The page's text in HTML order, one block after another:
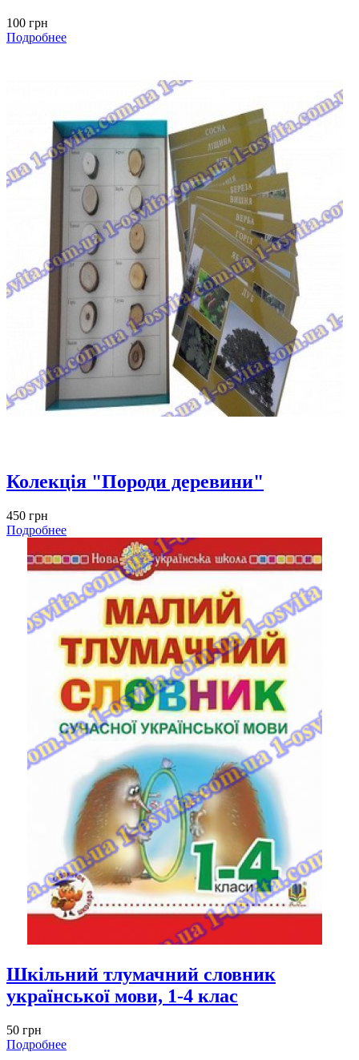
100 грн
Подробнее
Колекція "Породи деревини"
450 грн
Подробнее
Шкільний тлумачний словник
української мови, 1-4 клас
50 грн
Подробнее